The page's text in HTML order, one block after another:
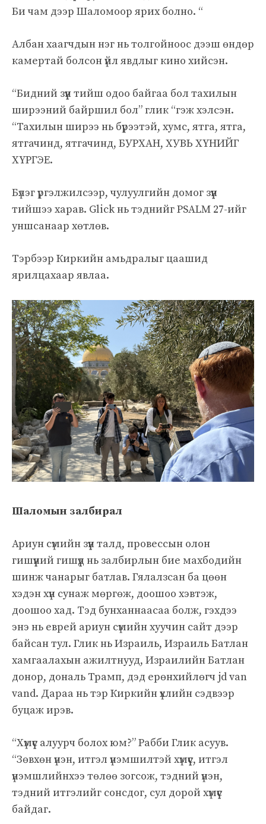
Би чам дээр Шаломоор ярих болно. “
Албан хаагчдын нэг нь толгойноос дээш өндөр
камертай болсон үйл явдлыг кино хийсэн.
“Бидний зүүн тийш одоо байгаа бол тахилын
ширээний байршил бол” глик “гэж хэлсэн.
“Тахилын ширээ нь бүрээтэй, хумс, ятга, ятга,
ятгачинд, ятгачинд, БУРХАН, ХУВЬ ХҮНИЙГ
ХҮРГЭЕ.
Бүлэг үргэлжилсээр, чулуулгийн домог зүүн
тийшээ харав. Glick нь тэднийг PSALM 27-ийг
уншсанаар хөтлөв.
Тэрбээр Киркийн амьдралыг цаашид
ярилцахаар явлаа.
Шаломын залбирал
Ариун сүмийн зүүн талд, провессын олон
гишүүний гишүүд нь залбирлын бие махбодийн
шинж чанарыг батлав. Гялалзсан ба цөөн
хэдэн хүн сунаж мөргөж, доошоо хэвтэж,
доошоо хад. Тэд бунханнаасаа болж, гэхдээ
энэ нь еврей ариун сүмийн хуучин сайт дээр
байсан тул. Глик нь Израиль, Израиль Батлан ​​
хамгаалахын ажилтнууд, Израилийн Батлан ​​
донор, дональ Трамп, дэд ерөнхийлөгч jd van
vand. Дараа нь тэр Киркийн үхлийн сэдвээр
буцаж ирэв.
“Хүмүүс алуурч болох юм?” Рабби Глик асуув.
“Зөвхөн үнэн, итгэл үнэмшилтэй хүмүүс, итгэл
үнэмшлийнхээ төлөө зогсож, тэдний үнэн,
тэдний итгэлийг сонсдог, сул дорой хүмүүс
байдаг.